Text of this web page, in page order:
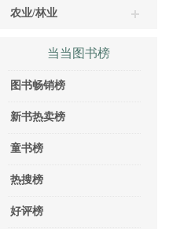
农业/林业
当当图书榜
图书畅销榜
新书热卖榜
童书榜
热搜榜
好评榜